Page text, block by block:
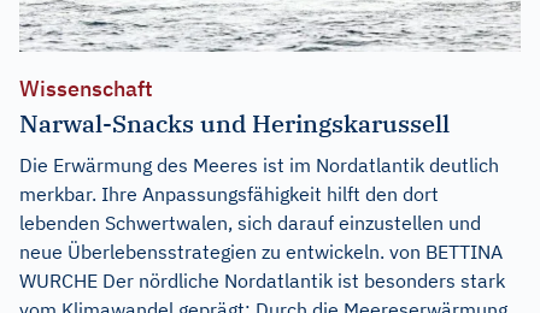
Wissenschaft
Narwal-Snacks und Heringskarussell
Die Erwärmung des Meeres ist im Nordatlantik deutlich
merkbar. Ihre Anpassungsfähigkeit hilft den dort
lebenden Schwertwalen, sich darauf einzustellen und
neue Überlebensstrategien zu entwickeln. von BETTINA
WURCHE Der nördliche Nordatlantik ist besonders stark